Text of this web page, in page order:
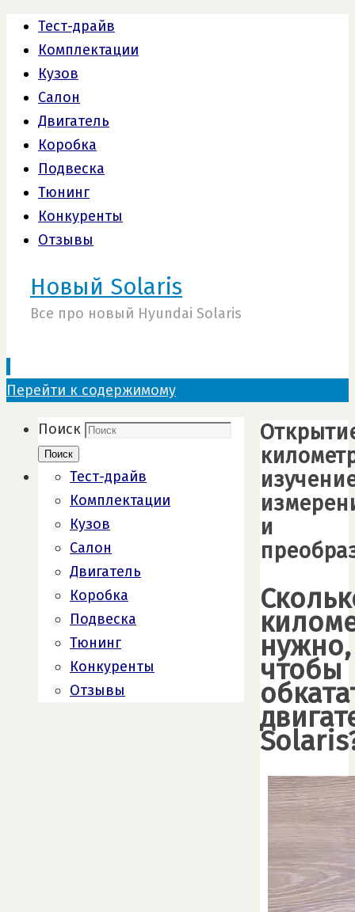
Тест-драйв
Комплектации
Кузов
Салон
Двигатель
Коробка
Подвеска
Тюнинг
Конкуренты
Отзывы
Новый Solaris
Все про новый Hyundai Solaris
Перейти к содержимому
и
нужно,
чтобы
Поиск
Поиск
Тест-драйв
Комплектации
Кузов
Салон
Двигатель
Коробка
Подвеска
Тюнинг
Конкуренты
Отзывы